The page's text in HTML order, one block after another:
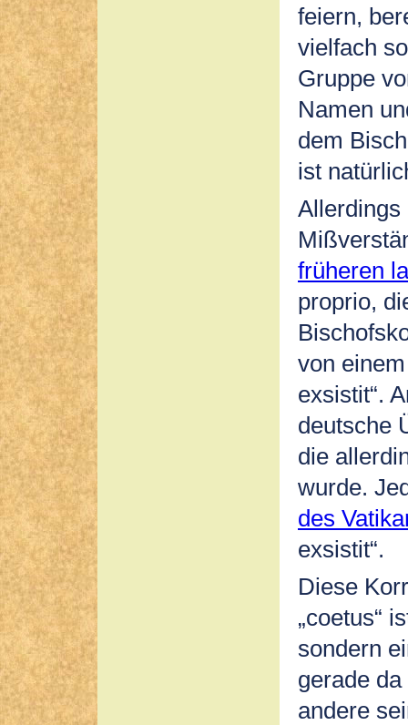
feiern,
vielfach
Gruppe
Namen
dem
ist
Allerdings
früheren
proprio,
von
exsistit“.
deutsche
die
wurde.
des
exsistit“.
Diese
„coetus“
sondern
gerade
andere